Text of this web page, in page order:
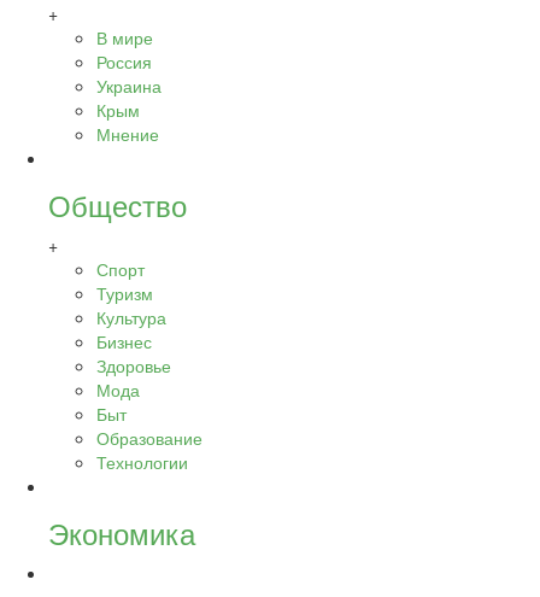
+
В мире
Россия
Украина
Крым
Мнение
Общество
+
Спорт
Туризм
Культура
Бизнес
Здоровье
Мода
Быт
Образование
Технологии
Экономика